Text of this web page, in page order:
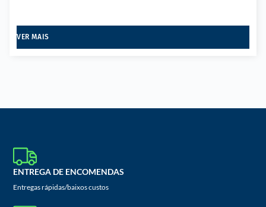
VER MAIS
ENTREGA DE ENCOMENDAS
Entregas rápidas/baixos custos